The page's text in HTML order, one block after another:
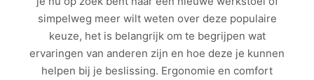
simpelweg meer wilt weten over deze populaire
keuze, het is belangrijk om te begrijpen wat
ervaringen van anderen zijn en hoe deze je kunnen
helpen bij je beslissing. Ergonomie en comfort